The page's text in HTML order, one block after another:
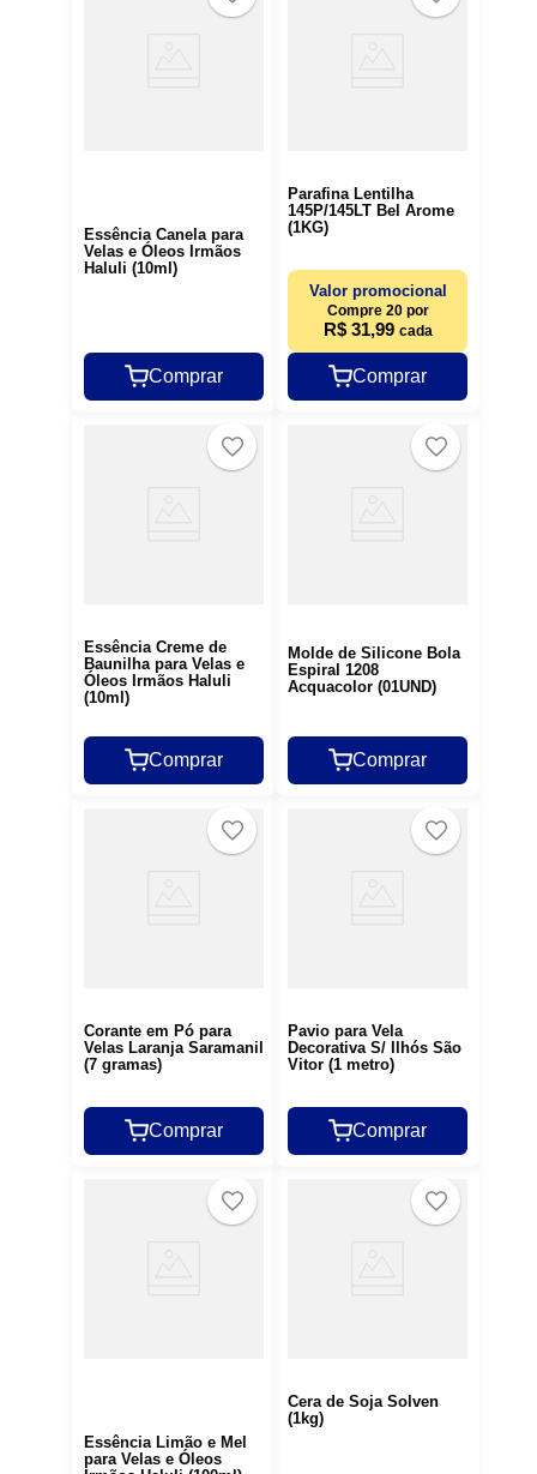
Essência Canela para
Velas e Óleos Irmãos
Haluli (10ml)
Comprar
Parafina Lentilha
145P/145LT Bel Arome
(1KG)
Valor promocional
Compre 20 por
R$ 31,99 cada
Comprar
Essência Creme de
Baunilha para Velas e
Óleos Irmãos Haluli
(10ml)
Comprar
Molde de Silicone Bola
Espiral 1208
Acquacolor (01UND)
Comprar
Corante em Pó para
Velas Laranja Saramanil
(7 gramas)
Comprar
Pavio para Vela
Decorativa S/ Ilhós São
Vitor (1 metro)
Comprar
Essência Limão e Mel
para Velas e Óleos
Cera de Soja Solven
(1kg)